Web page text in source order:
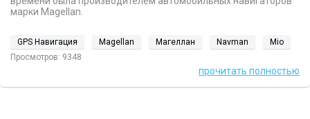
марки Magellan.
GPS Навигация Magellan Магеллан Navman
Mio
Просмотров: 9348
прочитать полностью